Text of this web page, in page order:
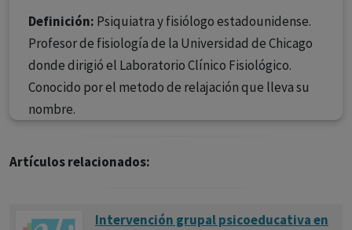
Definición: Psiquiatra y fisiólogo estadounidense.
Profesor de fisiología de la Universidad de Chicago
donde dirigió el Laboratorio Clínico Fisiológico.
Conocido por el metodo de relajación que lleva su
nombre.
Artículos relacionados:
Intervención grupal psicoeducativa en